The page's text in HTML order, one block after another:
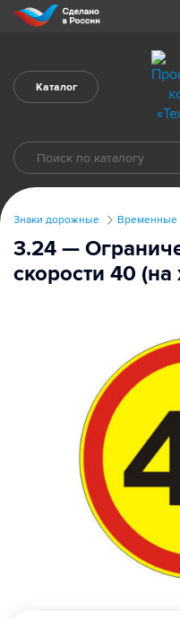
Каталог
Знаки дорожные Временные
3.24 —
скорости 40